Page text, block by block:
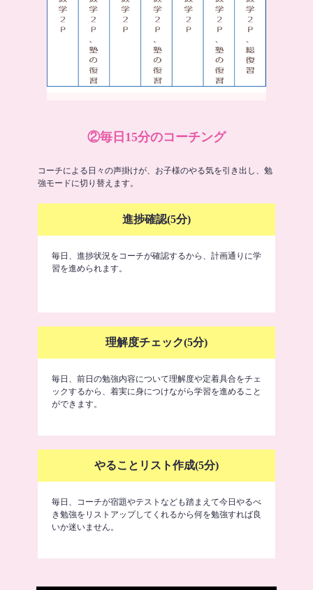
②毎日15分のコーチング
コーチによる日々の声掛けが、お子様のやる気を引き出し、勉
強モードに切り替えます。
進捗確認(5分)
毎日、進捗状況をコーチが確認するから、計画通りに学
習を進められます。
理解度チェック(5分)
毎日、前日の勉強内容について理解度や定着具合をチェ
ックするから、着実に身につけながら学習を進めること
ができます。
やることリスト作成(5分)
毎日、コーチが宿題やテストなども踏まえて今日やるべ
き勉強をリストアップしてくれるから何を勉強すれば良
いか迷いません。